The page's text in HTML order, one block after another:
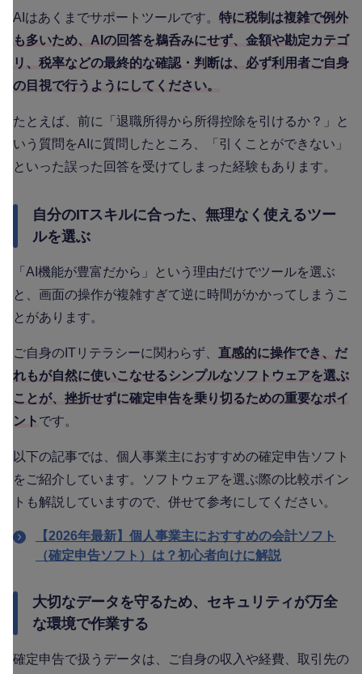
AIはあくまでサポートツールです。 特に税制は複雑で例外
も多いため、AIの回答を鵜呑みにせず、金額や勘定カテゴ
リ、税率などの最終的な確認・判断は、必ず利用者ご自身
の目視で行うようにしてください。
たとえば、前に「退職所得から所得控除を引けるか？」と
いう質問をAIに質問したところ、「引くことができない」
といった誤った回答を受けてしまった経験もあります。
自分のITスキルに合った、無理なく使えるツー
ルを選ぶ
「AI機能が豊富だから」という理由だけでツールを選ぶ
と、画面の操作が複雑すぎて逆に時間がかかってしまうこ
とがあります。
ご自身のITリテラシーに関わらず、 直感的に操作でき、だ
れもが自然に使いこなせるシンプルなソフトウェアを選ぶ
ことが、挫折せずに確定申告を乗り切るための重要なポイ
ント です。
以下の記事では、個人事業主におすすめの確定申告ソフト
をご紹介しています。ソフトウェアを選ぶ際の比較ポイン
トも解説していますので、併せて参考にしてください。
【2026年最新】個人事業主におすすめの会計ソフト
（確定申告ソフト）は？初心者向けに解説
大切なデータを守るため、セキュリティが万全
な環境で作業する
確定申告で扱うデータは、ご自身の収入や経費、取引先の